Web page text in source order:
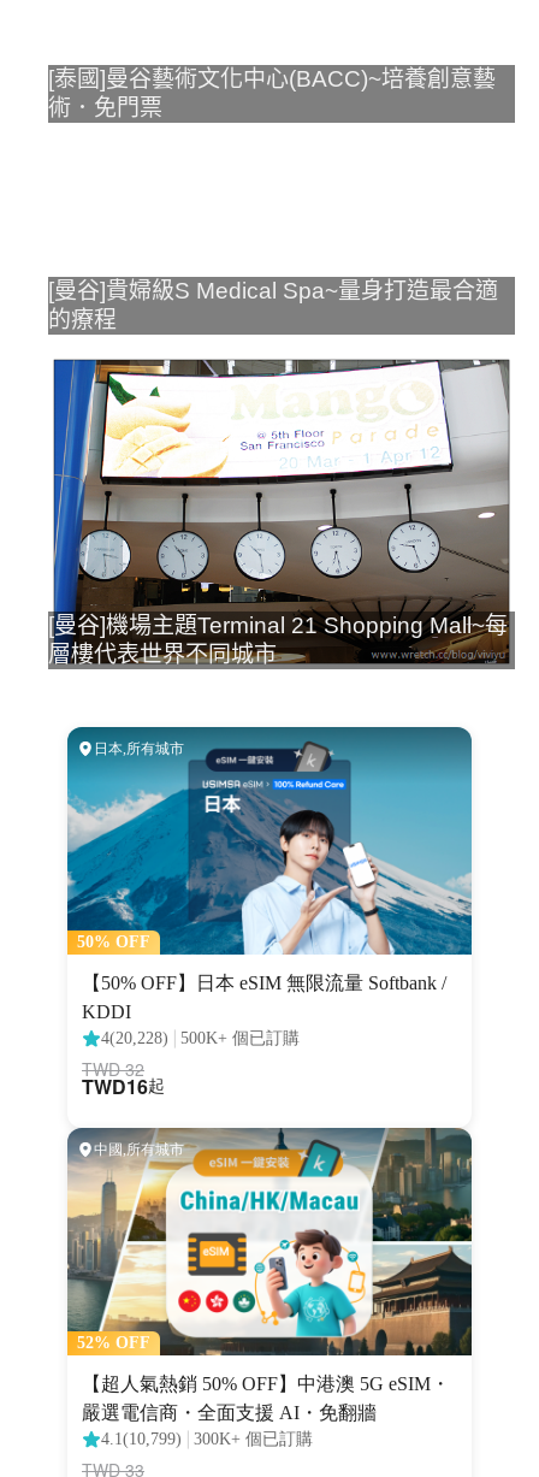
[泰國]曼谷藝術文化中心(BACC)~培養創意藝
術．免門票
[曼谷]貴婦級S Medical Spa~量身打造最合適
的療程
[曼谷]機場主題Terminal 21 Shopping Mall~每
層樓代表世界不同城市